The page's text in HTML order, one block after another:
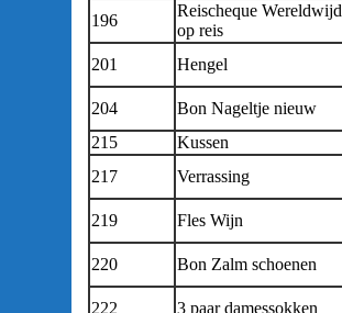
196
Reischeque Wereldwijd
op reis
201 Hengel
204
Bon Nageltje nieuw
215
Kussen
217
Verrassing
219
Fles Wijn
220
Bon Zalm schoenen
222
3 paar damessokken